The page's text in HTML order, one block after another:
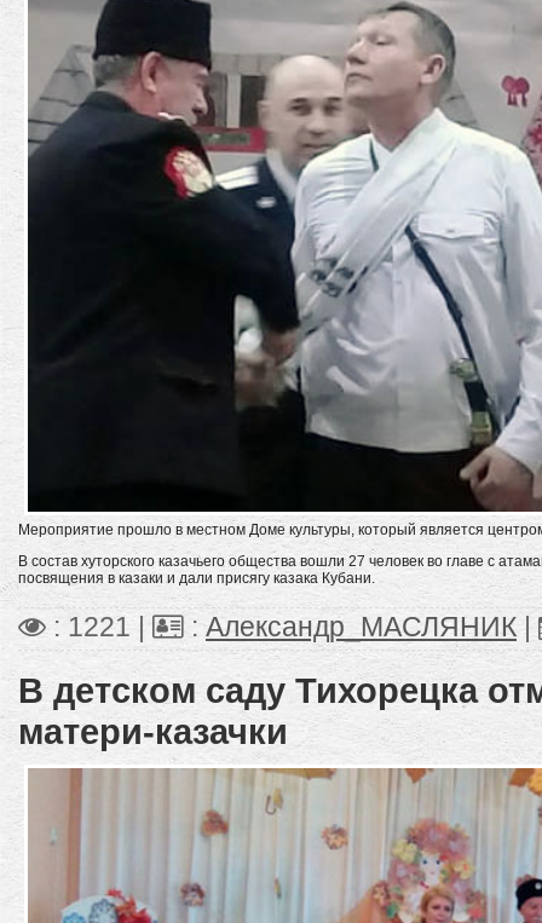
Мероприятие прошло в местном Доме культуры, который является
В состав хуторского казачьего общества вошли 27 человек во главе с
посвящения в казаки и дали присягу казака Кубани.
: 1221 | : Александр_МАСЛЯНИК |
В детском саду Тихорецка
матери-казачки